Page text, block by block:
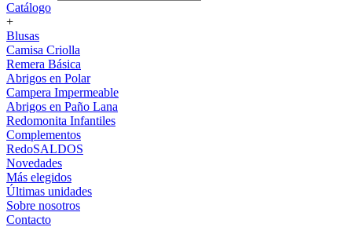
Catálogo
+
Blusas
Camisa Criolla
Remera Básica
Abrigos en Polar
Campera Impermeable
Abrigos en Paño Lana
Redomonita Infantiles
Complementos
RedoSALDOS
Novedades
Más elegidos
Últimas unidades
Sobre nosotros
Contacto